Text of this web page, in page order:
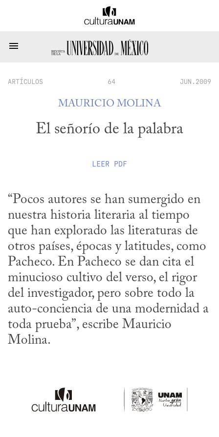
ARTÍCULOS 64 JUN.2009
MAURICIO MOLINA
El señorío de la palabra
LEER PDF
“Pocos autores se han sumergido en
nuestra historia literaria al tiempo
que han explorado las literaturas de
otros países, épocas y latitudes, como
Pacheco. En Pacheco se dan cita el
minucioso cultivo del verso, el rigor
del investigador, pero sobre todo la
auto-conciencia de una modernidad a
toda prueba”, escribe Mauricio
Molina.